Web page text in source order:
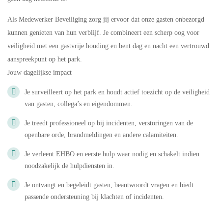
Als Medewerker Beveiliging zorg jij ervoor dat onze gasten onbezorgd
kunnen genieten van hun verblijf. Je combineert een scherp oog voor
veiligheid met een gastvrije houding en bent dag en nacht een vertrouwd
aanspreekpunt op het park.
Jouw dagelijkse impact
Je surveilleert op het park en houdt actief toezicht op de veiligheid
van gasten, collega’s en eigendommen.
Je treedt professioneel op bij incidenten, verstoringen van de
openbare orde, brandmeldingen en andere calamiteiten.
Je verleent EHBO en eerste hulp waar nodig en schakelt indien
noodzakelijk de hulpdiensten in.
Je ontvangt en begeleidt gasten, beantwoordt vragen en biedt
passende ondersteuning bij klachten of incidenten.